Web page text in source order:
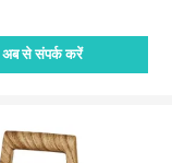
अब से संपर्क करें